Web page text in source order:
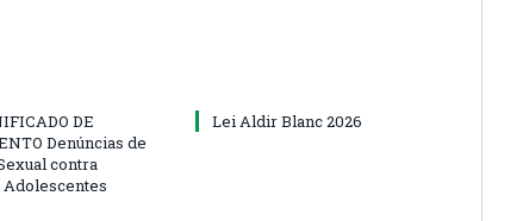
DE
Denúncias de
contra
Adolescentes
Lei Aldir Blanc 2026